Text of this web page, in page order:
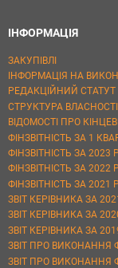
ІНФОРМАЦІЯ
ЗАКУПІВЛІ
ІНФОРМАЦІЯ НА
РЕДАКЦІЙНИЙ СТАТУТ
СТРУКТУРА ВЛАСНОСТІ
ВІДОМОСТІ ПРО
ФІНЗВІТНІСТЬ ЗА 1
ФІНЗВІТНІСТЬ ЗА 2023
ФІНЗВІТНІСТЬ ЗА 2022
ФІНЗВІТНІСТЬ ЗА 2021
ЗВІТ КЕРІВНИКА ЗА
ЗВІТ КЕРІВНИКА ЗА
ЗВІТ КЕРІВНИКА ЗА
ЗВІТ ПРО ВИКОНАННЯ
ЗВІТ ПРО ВИКОНАННЯ